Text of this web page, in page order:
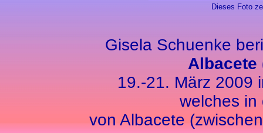
Dieses Foto
Gisela Schuenke
19.-21. März 2009
welches in
von Albacete